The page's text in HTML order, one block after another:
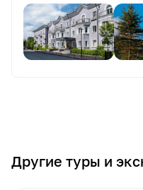
Другие туры и